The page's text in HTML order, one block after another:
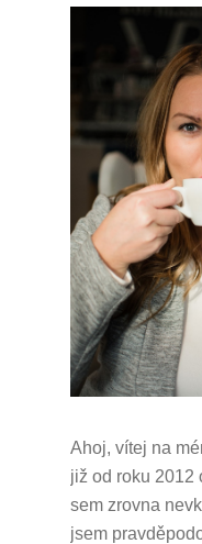
Ahoj, vítej na
již od roku 2012
sem zrovna
jsem